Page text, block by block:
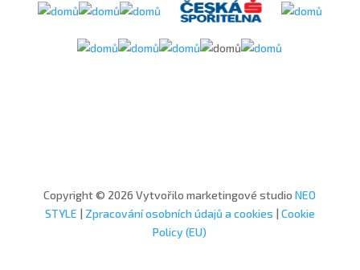
Copyright © 2026 Vytvořilo marketingové studioNEO
STYLE | Zpracování osobních údajů a cookies | Cookie
Policy (EU)